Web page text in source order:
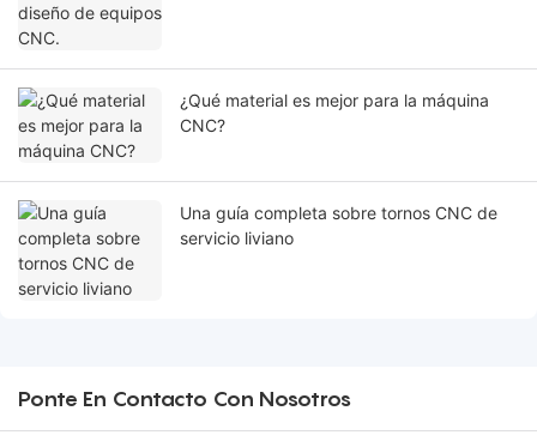
¿Qué material es mejor para la máquina
CNC?
Una guía completa sobre tornos CNC de
servicio liviano
Ponte En Contacto Con Nosotros